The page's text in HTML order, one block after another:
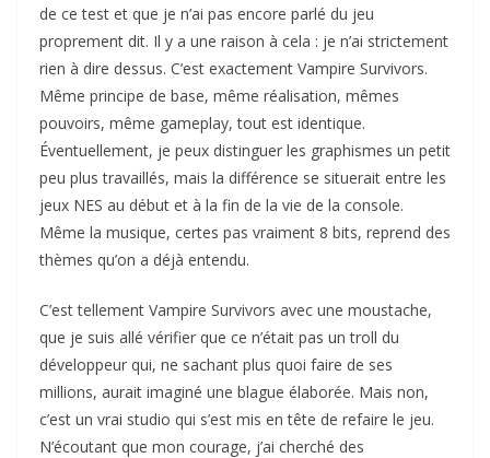
de ce test et que je n’ai pas encore parlé du jeu
proprement dit. Il y a une raison à cela : je n’ai strictement
rien à dire dessus. C’est exactement Vampire Survivors.
Même principe de base, même réalisation, mêmes
pouvoirs, même gameplay, tout est identique.
Éventuellement, je peux distinguer les graphismes un petit
peu plus travaillés, mais la différence se situerait entre les
jeux NES au début et à la fin de la vie de la console.
Même la musique, certes pas vraiment 8 bits, reprend des
thèmes qu’on a déjà entendu.
C’est tellement Vampire Survivors avec une moustache,
que je suis allé vérifier que ce n’était pas un troll du
développeur qui, ne sachant plus quoi faire de ses
millions, aurait imaginé une blague élaborée. Mais non,
c’est un vrai studio qui s’est mis en tête de refaire le jeu.
N’écoutant que mon courage, j’ai cherché des